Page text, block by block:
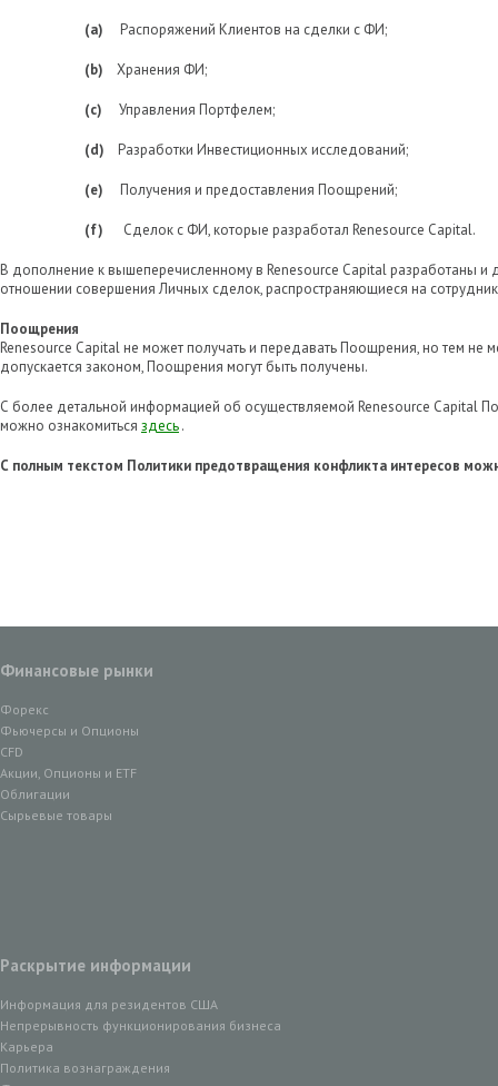
(a) Распоряжений Клиентов на сделки с ФИ;
(b) Хранения ФИ;
(c) Управления Портфелем;
(d) Разработки Инвестиционных исследований;
(e) Получения и предоставления Поощрений;
(f) Сделок с ФИ, которые разработал Renesource Capital.
В дополнение к вышеперечисленному в Renesource Capital разработаны и
отношении совершения Личных сделок, распространяющиеся на
Поощрения
Renesource Capital не может получать и передавать Поощрения, но тем не
допускается законом, Поощрения могут быть получены.
С более детальной информацией об осуществляемой Renesource Capital
можно ознакомиться здесь.
С полным текстом Политики предотвращения конфликта интересов
Финансовые рынки
Форекс
Фьючерсы и Опционы
CFD
Акции, Опционы и ETF
Облигации
Сырьевые товары
Раскрытие информации
Информация для резидентов США
Непрерывность функционирования бизнеса
Карьера
Политика вознаграждения